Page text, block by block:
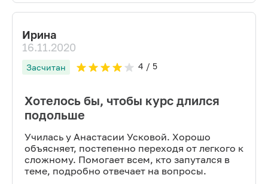
Ирина
16.11.2020
Засчитан 4 / 5
Хотелось бы, чтобы курс длился
подольше
Училась у Анастасии Усковой. Хорошо
объясняет, постепенно переходя от легкого к
сложному. Помогает всем, кто запутался в
теме, подробно отвечает на вопросы.